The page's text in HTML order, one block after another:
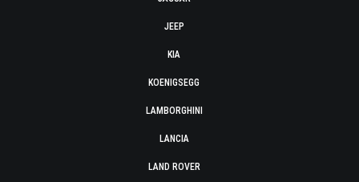
JEEP
KIA
KOENIGSEGG
LAMBORGHINI
LANCIA
LAND ROVER